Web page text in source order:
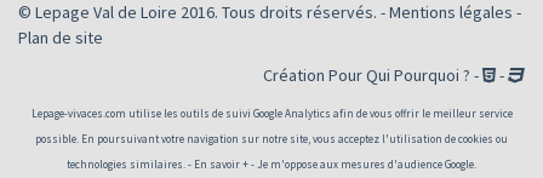
© Lepage Val de Loire 2016. Tous droits réservés. -Mentions légales -
Plan de site
Création Pour Qui Pourquoi ? - -
Lepage-vivaces.com utilise les outils de suivi Google Analytics afin de vous offrir le meilleur service
possible. En poursuivant votre navigation sur notre site, vous acceptez l'utilisation de cookies ou
technologies similaires. - En savoir +- Je m'oppose aux mesures d'audience Google.